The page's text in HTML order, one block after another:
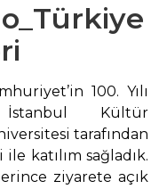
100. Yılı
İstanbul Kültür
tarafından
katılım sağladık.
ziyarete açık